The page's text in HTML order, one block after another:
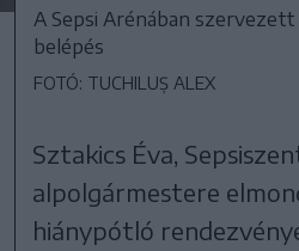
A Sepsi Arénában
belépés
FOTÓ: TUCHILUȘ ALEX
Sztakics Éva,
alpolgármestere
hiánypótló